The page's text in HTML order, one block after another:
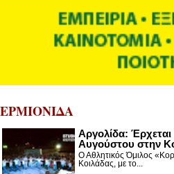
ΕΡΜΙΟΝΙΔΑ
Αργολίδα:
Αυγούστου στην
Ο Αθλητικός Όμιλος
Κοιλάδας, με το...